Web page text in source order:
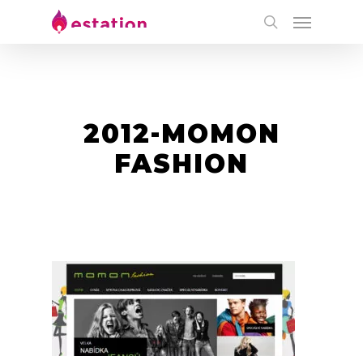
2012-MOMON
FASHION